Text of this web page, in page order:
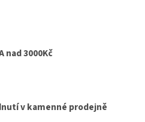
nad 3000Kč
v kamenné prodejně